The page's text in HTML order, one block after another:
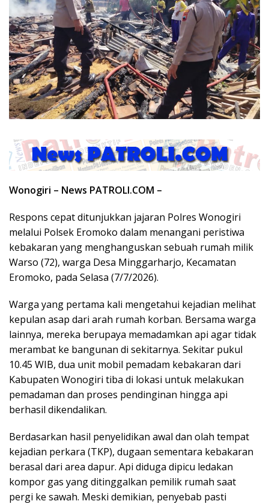
Wonogiri – News PATROLI.COM –
Respons cepat ditunjukkan jajaran Polres Wonogiri
melalui Polsek Eromoko dalam menangani peristiwa
kebakaran yang menghanguskan sebuah rumah milik
Warso (72), warga Desa Minggarharjo, Kecamatan
Eromoko, pada Selasa (7/7/2026).
Warga yang pertama kali mengetahui kejadian melihat
kepulan asap dari arah rumah korban. Bersama warga
lainnya, mereka berupaya memadamkan api agar tidak
merambat ke bangunan di sekitarnya. Sekitar pukul
10.45 WIB, dua unit mobil pemadam kebakaran dari
Kabupaten Wonogiri tiba di lokasi untuk melakukan
pemadaman dan proses pendinginan hingga api
berhasil dikendalikan.
Berdasarkan hasil penyelidikan awal dan olah tempat
kejadian perkara (TKP), dugaan sementara kebakaran
berasal dari area dapur. Api diduga dipicu ledakan
kompor gas yang ditinggalkan pemilik rumah saat
pergi ke sawah. Meski demikian, penyebab pasti